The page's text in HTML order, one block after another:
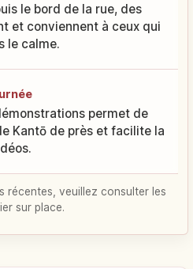
le bord de la rue, des
et conviennent à ceux qui
le calme.
permet de
Kantō de près et facilite la
récentes, veuillez consulter les
sur place.